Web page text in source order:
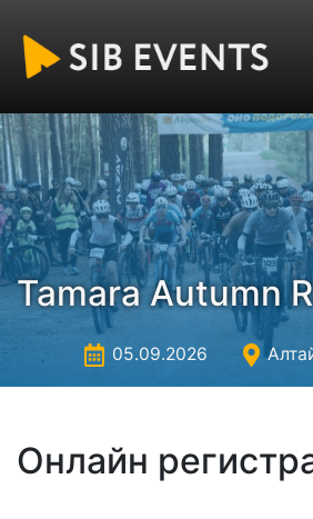
Tamara Autumn
05.09.2026
Онлайн